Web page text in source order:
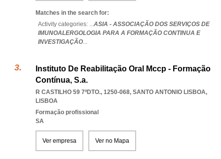
Matches in the search for:
Activity categories: ...ASIA - ASSOCIAÇÃO DOS SERVIÇOS DE
IMUNOALERGOLOGIA PARA A FORMAÇÃO CONTINUA E
INVESTIGAÇÃO...
Instituto De Reabilitação Oral Mccp - Formação
Contínua, S.a.
R CASTILHO 59 7ºDTO., 1250-068, SANTO ANTONIO LISBOA,
LISBOA
Formação profissional
SA
Ver empresa Ver no Mapa